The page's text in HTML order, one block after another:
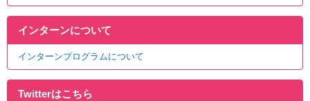
インターンについて
インターンプログラムについて
Twitterはこちら